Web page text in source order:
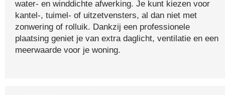
water- en winddichte afwerking. Je kunt kiezen voor
kantel-, tuimel- of uitzetvensters, al dan niet met
zonwering of rolluik. Dankzij een professionele
plaatsing geniet je van extra daglicht, ventilatie en een
meerwaarde voor je woning.